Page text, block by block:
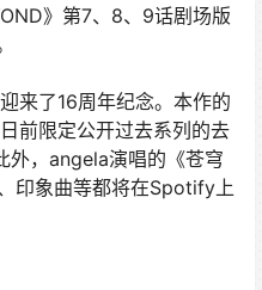
》第7、8、9话剧场版
来了16周年纪念。本作的
前限定公开过去系列的去
外，angela演唱的《苍穹
印象曲等都将在Spotify上